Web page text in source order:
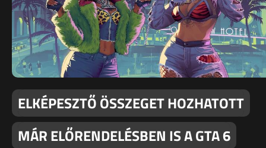
ELKÉPESZTŐ ÖSSZEGET HOZHATOTT
MÁR ELŐRENDELÉSBEN IS A GTA 6